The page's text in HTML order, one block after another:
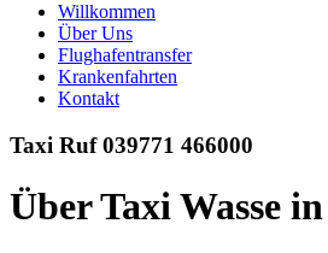
Willkommen
Über Uns
Flughafentransfer
Krankenfahrten
Kontakt
Taxi Ruf 039771 466000
Über Taxi Wasse